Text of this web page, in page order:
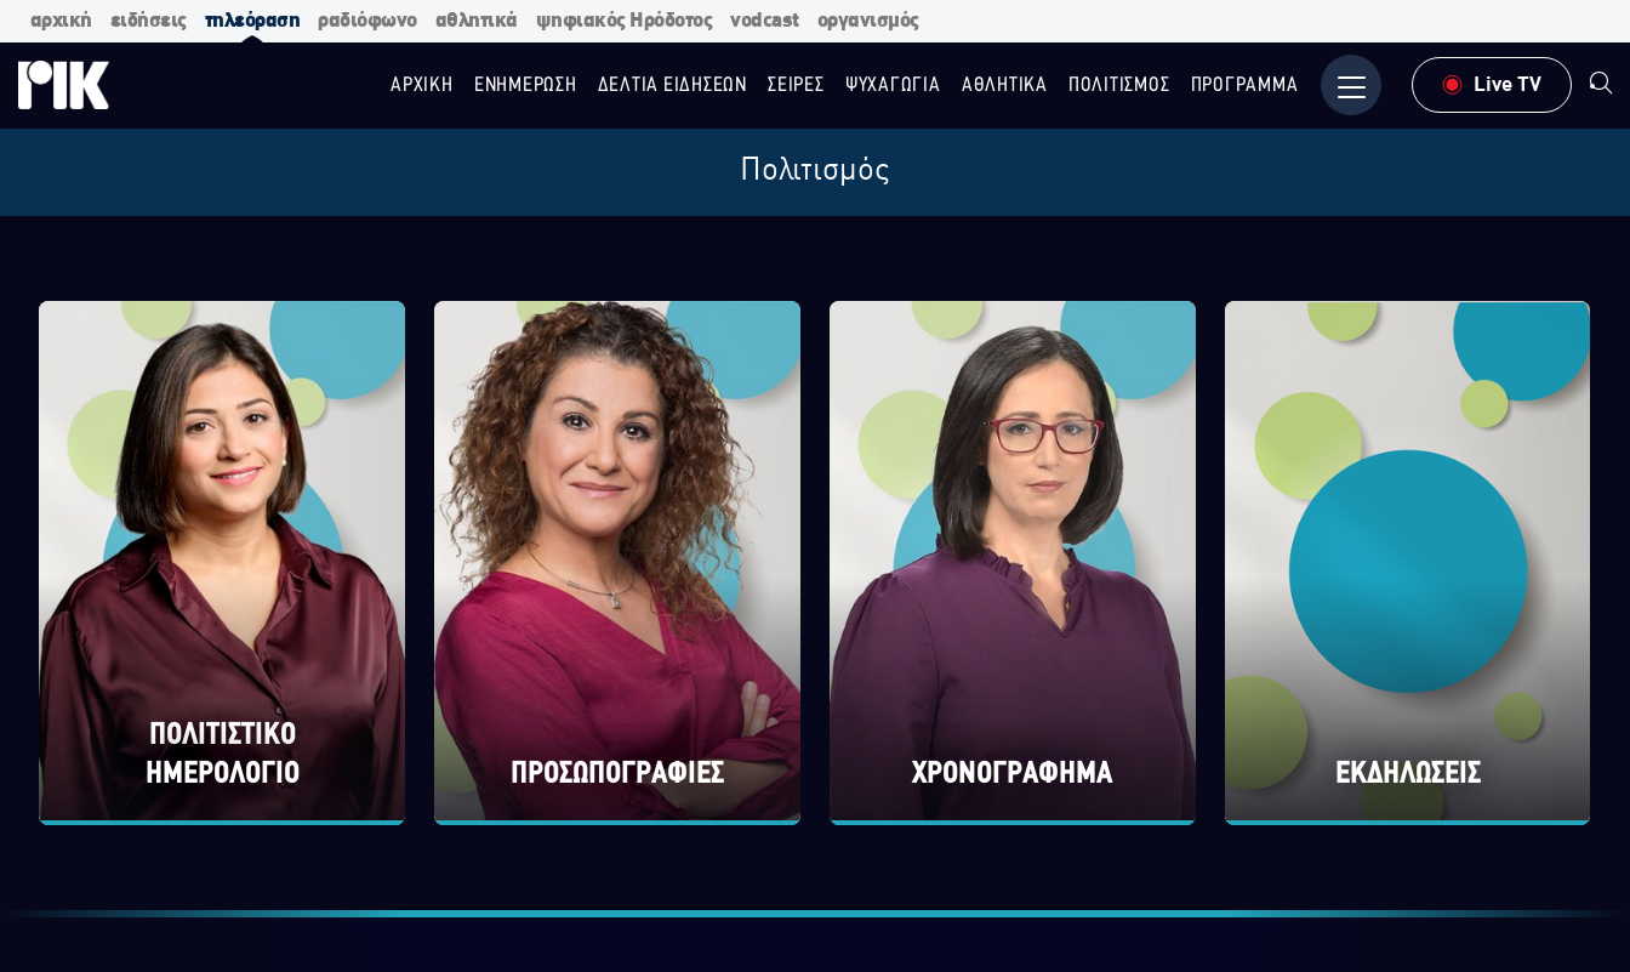
αρχική ειδήσεις τηλεόραση ραδιόφωνο αθλητικά ψηφιακός Ηρόδοτος vodcast οργανισμός
ΑΡΧΙΚΗ ΕΝΗΜΕΡΩΣΗ ΔΕΛΤΙΑ ΕΙΔΗΣΕΩΝ ΣΕΙΡΕΣ ΨΥΧΑΓΩΓΙΑ ΑΘΛΗΤΙΚΑ ΠΟΛΙΤΙΣΜΟΣ ΠΡΟΓΡΑΜΜΑ Μενού Live TV
Πολιτισμός
ΠΟΛΙΤΙΣΤΙΚΟ
ΗΜΕΡΟΛΟΓΙΟ
ΠΡΟΣΩΠΟΓΡΑΦΙΕΣ ΧΡΟΝΟΓΡΑΦΗΜΑ ΕΚΔΗΛΩΣΕΙΣ